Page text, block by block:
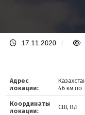
17.11.2020 /
Адрес
локации:
46 км по
Координаты
локации:
СШ, ВД